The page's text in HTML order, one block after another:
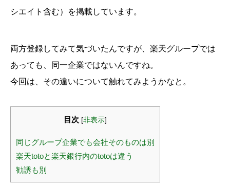
シエイト含む）を掲載しています。
両方登録してみて気づいたんですが、楽天グループでは
あっても、同一企業ではないんですね。
今回は、その違いについて触れてみようかなと。
目次 [非表示]
同じグループ企業でも会社そのものは別
楽天totoと楽天銀行内のtotoは違う
勧誘も別